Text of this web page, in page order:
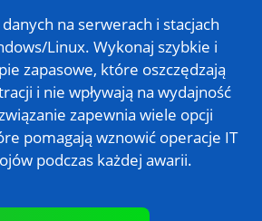
danych na serwerach i stacjach
Linux. Wykonaj szybkie i
zapasowe, które oszczędzają
i nie wpływają na wydajność
zapewnia wiele opcji
pomagają wznowić operacje IT
podczas każdej awarii.